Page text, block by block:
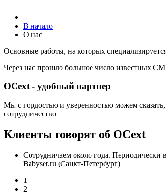
В начало
О нас
Основные работы, на которых
Через нас прошло большое число известных
OCext - удобный партнер
Мы с гордостью и уверенностью можем
сотрудничество
Клиенты говорят об OCext
Сотрудничаем около года. Периодически
Babyset.ru (Санкт-Петербург)
1
2